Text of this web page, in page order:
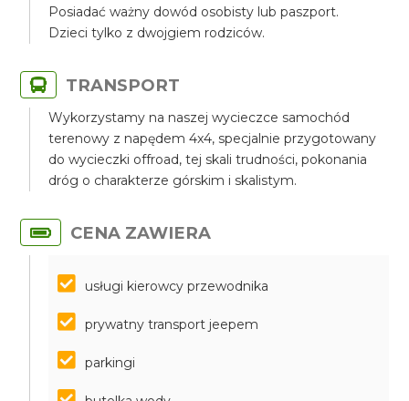
Posiadać ważny dowód osobisty lub paszport.
Dzieci tylko z dwojgiem rodziców.
TRANSPORT
Wykorzystamy na naszej wycieczce samochód
terenowy z napędem 4x4, specjalnie przygotowany
do wycieczki offroad, tej skali trudności, pokonania
dróg o charakterze górskim i skalistym.
CENA ZAWIERA
usługi kierowcy przewodnika
prywatny transport jeepem
parkingi